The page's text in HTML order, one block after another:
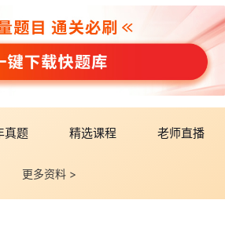
真题 精选课程 老师直播
更多资料 >